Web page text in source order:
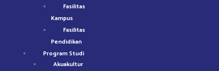
Fasilitas
Kampus
Fasilitas
Pendidikan
Program Studi
Akuakultur